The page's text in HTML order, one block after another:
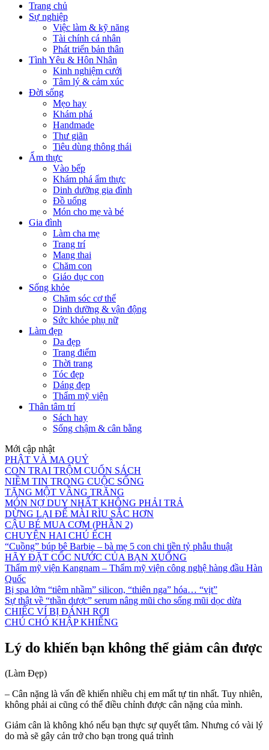
Trang chủ
Sự nghiệp
Việc làm & kỹ năng
Tài chính cá nhân
Phát triển bản thân
Tình Yêu & Hôn Nhân
Kinh nghiệm cưới
Tâm lý & cảm xúc
Đời sống
Mẹo hay
Khám phá
Handmade
Thư giãn
Tiêu dùng thông thái
Ẩm thực
Vào bếp
Khám phá ẩm thực
Dinh dưỡng gia đình
Đồ uống
Món cho mẹ và bé
Gia đình
Làm cha mẹ
Trang trí
Mang thai
Chăm con
Giáo dục con
Sống khỏe
Chăm sóc cơ thể
Dinh dưỡng & vận động
Sức khỏe phụ nữ
Làm đẹp
Da đẹp
Trang điểm
Thời trang
Tóc đẹp
Dáng đẹp
Thẩm mỹ viện
Thân tâm trí
Sách hay
Sống chậm & cân bằng
Mới cập nhật
PHẬT VÀ MA QUỶ
CON TRAI TRỘM CUỐN SÁCH
NIỀM TIN TRONG CUỘC SỐNG
TẶNG MỘT VẦNG TRĂNG
MÓN NỢ DUY NHẤT KHÔNG PHẢI TRẢ
DỪNG LẠI ĐỂ MÀI RÌU SẮC HƠN
CẬU BÉ MUA CƠM (PHẦN 2)
CHUYỆN HAI CHÚ ẾCH
“Cuồng” búp bê Barbie – bà mẹ 5 con chi tiền tỷ phẫu thuật
HÃY ĐẶT CỐC NƯỚC CỦA BẠN XUỐNG
Thẩm mỹ viện Kangnam – Thẩm mỹ viện công nghệ hàng đầu Hàn
Quốc
Bị spa lởm “tiêm nhầm” silicon, “thiên nga” hóa… “vịt”
Sự thật về “thần dược” serum nâng mũi cho sống mũi dọc dừa
CHIẾC VÍ BỊ ĐÁNH RƠI
CHÚ CHÓ KHẬP KHIỂNG
Lý do khiến bạn không thể giảm cân được
(Làm Đẹp)
– Cân nặng là vấn đề khiến nhiều chị em mất tự tin nhất. Tuy nhiên,
không phải ai cũng có thể điều chỉnh được cân nặng của mình.
Giảm cân là không khó nếu bạn thực sự quyết tâm. Nhưng có vài lý
do mà sẽ gây cản trở cho bạn trong quá trình